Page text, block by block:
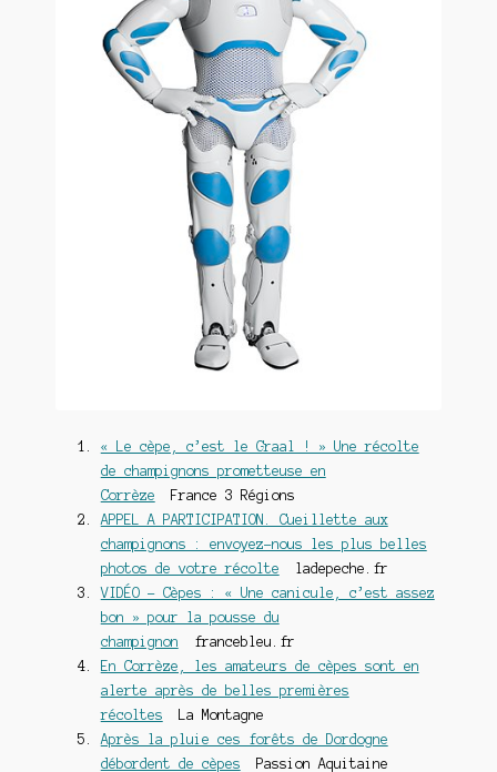
« Le cèpe, c’est le Graal ! » Une récolte
de champignons prometteuse en
Corrèze France 3 Régions
APPEL A PARTICIPATION. Cueillette aux
champignons : envoyez-nous les plus belles
photos de votre récolte ladepeche.fr
VIDÉO – Cèpes : « Une canicule, c’est assez
bon » pour la pousse du
champignon francebleu.fr
En Corrèze, les amateurs de cèpes sont en
alerte après de belles premières
récoltes La Montagne
Après la pluie ces forêts de Dordogne
débordent de cèpes Passion Aquitaine